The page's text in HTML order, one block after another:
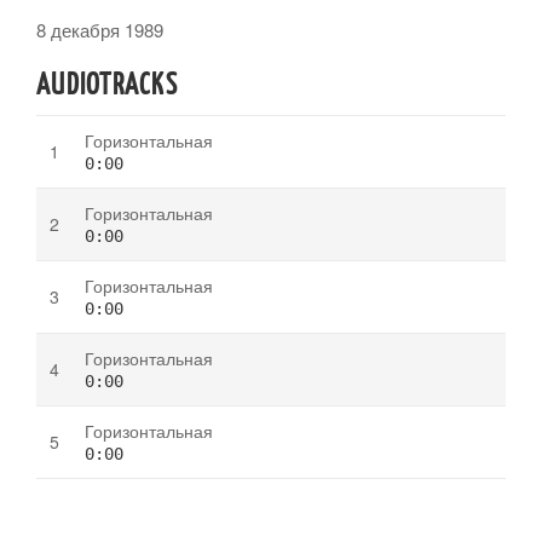
8 декабря 1989
AUDIOTRACKS
Горизонтальная
0:00
Горизонтальная
0:00
Горизонтальная
0:00
Горизонтальная
0:00
Горизонтальная
0:00